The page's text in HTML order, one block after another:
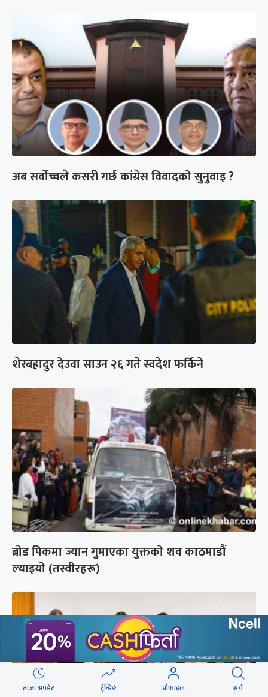
अब सर्वोच्चले कसरी गर्छ कांग्रेस विवादको सुनुवाइ ?
शेरबहादुर देउवा साउन २६ गते स्वदेश फर्किने
ब्रोड पिकमा ज्यान गुमाएका युक्तको शव काठमाडौं
ल्याइयो (तस्वीरहरू)
ताजा अपडेट ट्रेन्डिङ प्रोफाइल सर्च